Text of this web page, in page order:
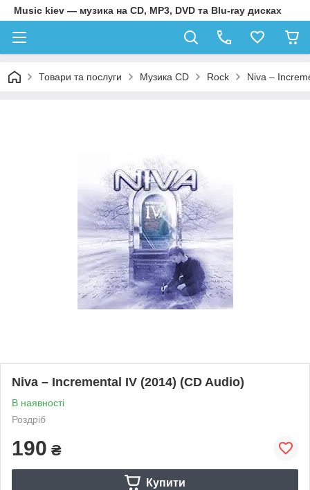
Music kiev — музика на CD, MP3, DVD та Blu-ray дисках
Товари та послуги Музика CD Rock Niva –
Niva – Incremental IV (2014) (CD Audio)
В наявності
Роздріб
190 ₴
Купити